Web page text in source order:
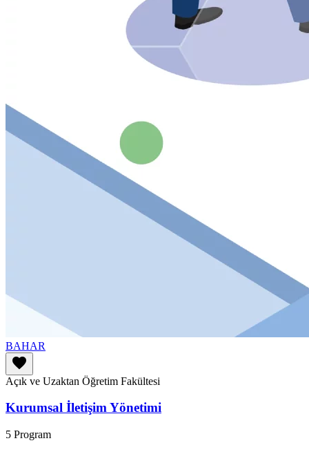
BAHAR
favorite
Açık ve Uzaktan Öğretim Fakültesi
Kurumsal İletişim Yönetimi
5 Program